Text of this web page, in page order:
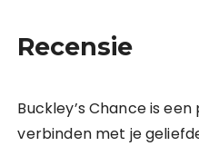
Recensie
Buckley’s Chance is
verbinden met je